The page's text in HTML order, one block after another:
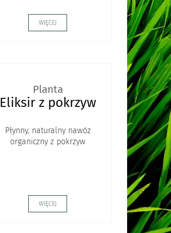
WIĘCEJ
Planta
Eliksir z pokrzyw
Płynny, naturalny nawóz
organiczny z pokrzyw
WIĘCEJ